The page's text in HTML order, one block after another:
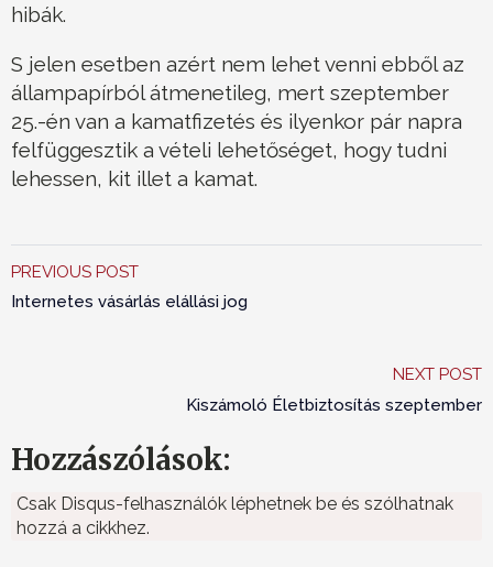
hibák.
S jelen esetben azért nem lehet venni ebből az
állampapírból átmenetileg, mert szeptember
25.-én van a kamatfizetés és ilyenkor pár napra
felfüggesztik a vételi lehetőséget, hogy tudni
lehessen, kit illet a kamat.
PREVIOUS POST
Internetes vásárlás elállási jog
NEXT POST
Kiszámoló Életbiztosítás szeptember
Hozzászólások:
Csak Disqus-felhasználók léphetnek be és szólhatnak
hozzá a cikkhez.